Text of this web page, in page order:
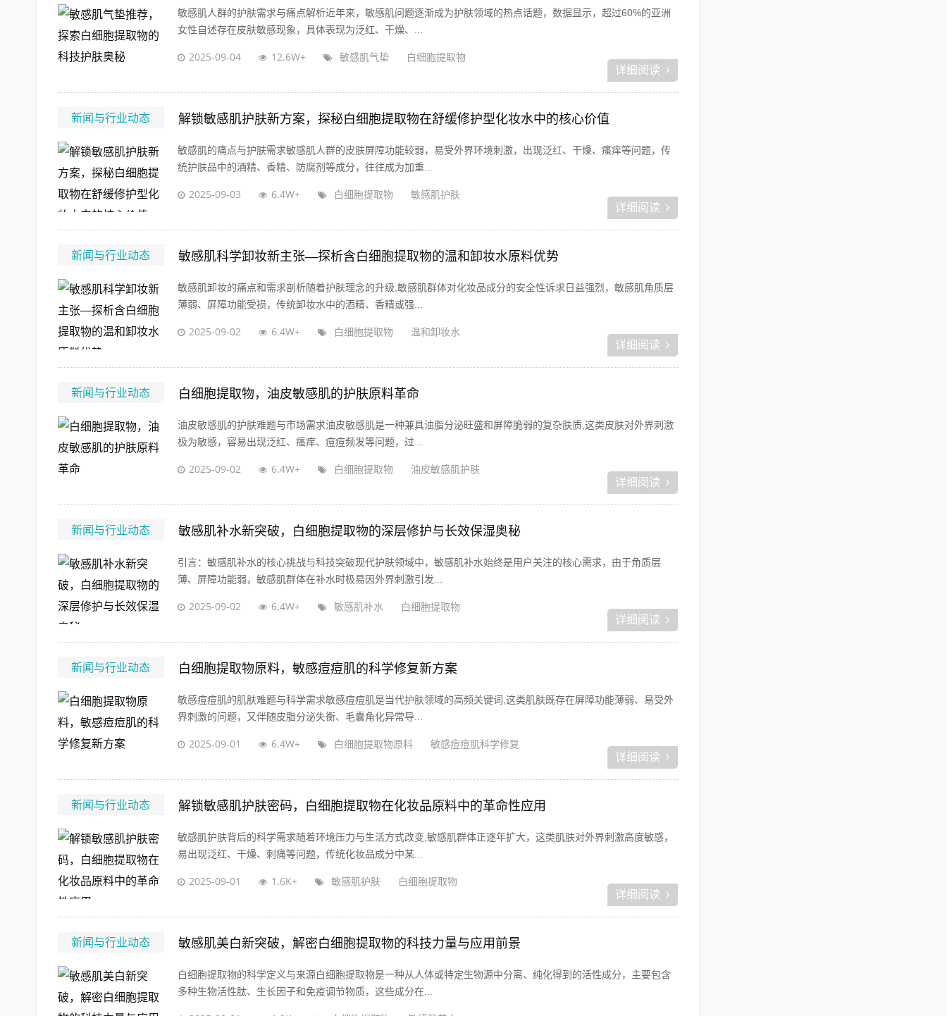
敏感肌人群的护肤需求与痛点解析近年来，敏感肌问题逐渐成为护肤领域的热点话题，数据显示，超过60%的亚洲
女性自述存在皮肤敏感现象，具体表现为泛红、干燥、...
2025-09-04 12.6W+ 敏感肌气垫 白细胞提取物
详细阅读
新闻与行业动态 解锁敏感肌护肤新方案，探秘白细胞提取物在舒缓修护型化妆水中的核心价值
敏感肌的痛点与护肤需求敏感肌人群的皮肤屏障功能较弱，易受外界环境刺激，出现泛红、干燥、瘙痒等问题，传
统护肤品中的酒精、香精、防腐剂等成分，往往成为加重...
2025-09-03 6.4W+ 白细胞提取物 敏感肌护肤
详细阅读
新闻与行业动态 敏感肌科学卸妆新主张—探析含白细胞提取物的温和卸妆水原料优势
敏感肌卸妆的痛点和需求剖析随着护肤理念的升级,敏感肌群体对化妆品成分的安全性诉求日益强烈，敏感肌角质层
薄弱、屏障功能受损，传统卸妆水中的酒精、香精或强...
2025-09-02 6.4W+ 白细胞提取物 温和卸妆水
详细阅读
新闻与行业动态 白细胞提取物，油皮敏感肌的护肤原料革命
油皮敏感肌的护肤难题与市场需求油皮敏感肌是一种兼具油脂分泌旺盛和屏障脆弱的复杂肤质,这类皮肤对外界刺激
极为敏感，容易出现泛红、瘙痒、痘痘频发等问题，过...
2025-09-02 6.4W+ 白细胞提取物 油皮敏感肌护肤
详细阅读
新闻与行业动态 敏感肌补水新突破，白细胞提取物的深层修护与长效保湿奥秘
引言：敏感肌补水的核心挑战与科技突破现代护肤领域中，敏感肌补水始终是用户关注的核心需求，由于角质层
薄、屏障功能弱，敏感肌群体在补水时极易因外界刺激引发...
2025-09-02 6.4W+ 敏感肌补水 白细胞提取物
详细阅读
新闻与行业动态 白细胞提取物原料，敏感痘痘肌的科学修复新方案
敏感痘痘肌的肌肤难题与科学需求敏感痘痘肌是当代护肤领域的高频关键词,这类肌肤既存在屏障功能薄弱、易受外
界刺激的问题，又伴随皮脂分泌失衡、毛囊角化异常导...
2025-09-01 6.4W+ 白细胞提取物原料 敏感痘痘肌科学修复
详细阅读
新闻与行业动态 解锁敏感肌护肤密码，白细胞提取物在化妆品原料中的革命性应用
敏感肌护肤背后的科学需求随着环境压力与生活方式改变,敏感肌群体正逐年扩大，这类肌肤对外界刺激高度敏感，
易出现泛红、干燥、刺痛等问题，传统化妆品成分中某...
2025-09-01 1.6K+ 敏感肌护肤 白细胞提取物
详细阅读
新闻与行业动态 敏感肌美白新突破，解密白细胞提取物的科技力量与应用前景
白细胞提取物的科学定义与来源白细胞提取物是一种从人体或特定生物源中分离、纯化得到的活性成分，主要包含
多种生物活性肽、生长因子和免疫调节物质，这些成分在...